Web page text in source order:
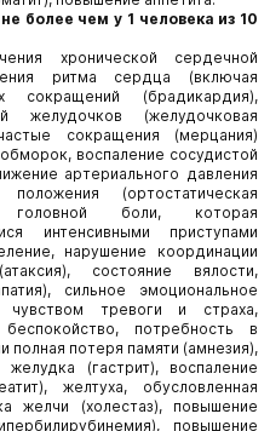
более чем у 1 человека из 10
хронической сердечной
ритма сердца (включая
сокращений (брадикардия),
желудочков (желудочковая
сокращения (мерцания)
воспаление сосудистой
артериального давления
(ортостатическая
головной боли, которая
интенсивными приступами
нарушение координации
состояние вялости,
сильное эмоциональное
чувством тревоги и страха,
потребность в
полная потеря памяти (амнезия),
(гастрит), воспаление
желтуха, обусловленная
желчи (холестаз), повышение
повышение